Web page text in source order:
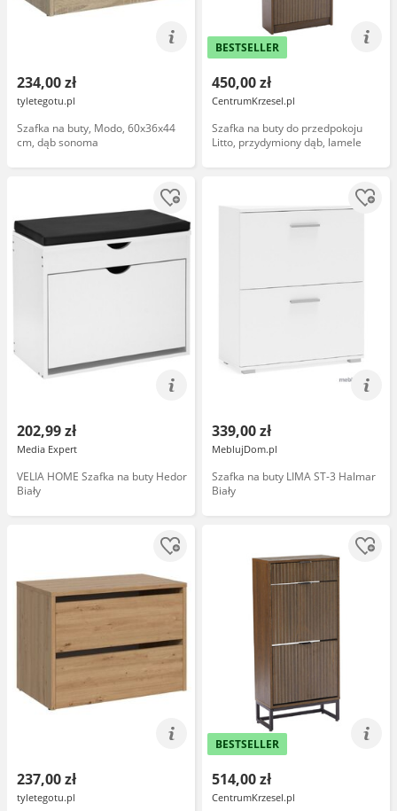
234,00 zł
tyletegotu.pl
Szafka na buty, Modo, 60x36x44
cm, dąb sonoma
BESTSELLER
450,00 zł
CentrumKrzesel.pl
Szafka na buty do przedpokoju
Litto, przydymiony dąb, lamele
202,99 zł
Media Expert
VELIA HOME Szafka na buty Hedor
Biały
339,00 zł
MeblujDom.pl
Szafka na buty LIMA ST-3 Halmar
Biały
237,00 zł
tyletegotu.pl
BESTSELLER
514,00 zł
CentrumKrzesel.pl